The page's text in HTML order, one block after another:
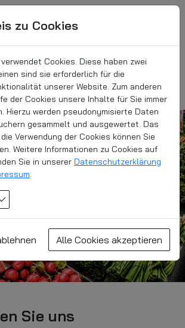
Sie uns
zu Cookies
Cookies. Diese haben zwei
sind sie erforderlich für die
unserer Website. Zum anderen
der Cookies unsere Inhalte für Sie immer
Hierzu werden pseudonymisierte Daten
gesammelt und ausgewertet. Das
Verwendung der Cookies können Sie
Weitere Informationen zu Cookies auf
Sie in unserer Datenschutzerklärung
.
Alle Cookies akzeptieren